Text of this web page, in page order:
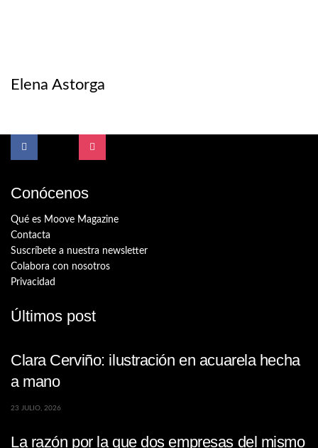
Elena Astorga
Conócenos
Qué es Moove Magazine
Contacta
Suscríbete a nuestra newsletter
Colabora con nosotros
Privacidad
Últimos post
Clara Cerviño: ilustración en acuarela hecha
a mano
23 JULIO, 2026
La razón por la que dos empresas del mismo